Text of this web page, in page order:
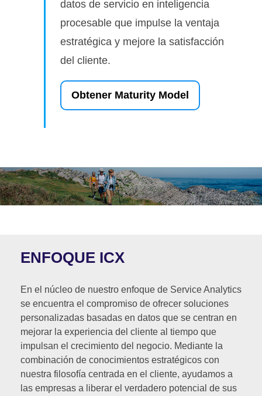
datos de servicio en inteligencia
procesable que impulse la ventaja
estratégica y mejore la satisfacción
del cliente.
Obtener Maturity Model
ENFOQUE ICX
En el núcleo de nuestro enfoque de Service Analytics
se encuentra el compromiso de ofrecer soluciones
personalizadas basadas en datos que se centran en
mejorar la experiencia del cliente al tiempo que
impulsan el crecimiento del negocio. Mediante la
combinación de conocimientos estratégicos con
nuestra filosofía centrada en el cliente, ayudamos a
las empresas a liberar el verdadero potencial de sus